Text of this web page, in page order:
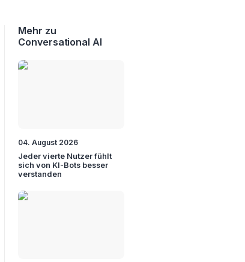
Mehr zu
Conversational AI
04. August 2026
Jeder vierte Nutzer fühlt
sich von KI-Bots besser
verstanden